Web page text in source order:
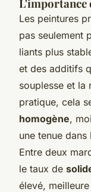
L'importance
Les peintures
pas seulement
liants plus
et des additifs
souplesse et la
pratique, cela
homogène,
une tenue
Entre deux
le taux de
élevé,